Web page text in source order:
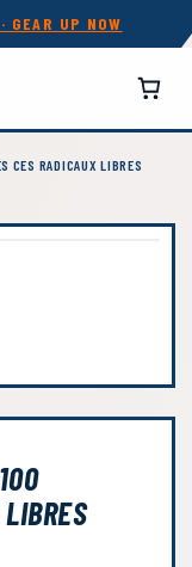
GEAR UP NOW
CES RADICAUX LIBRES